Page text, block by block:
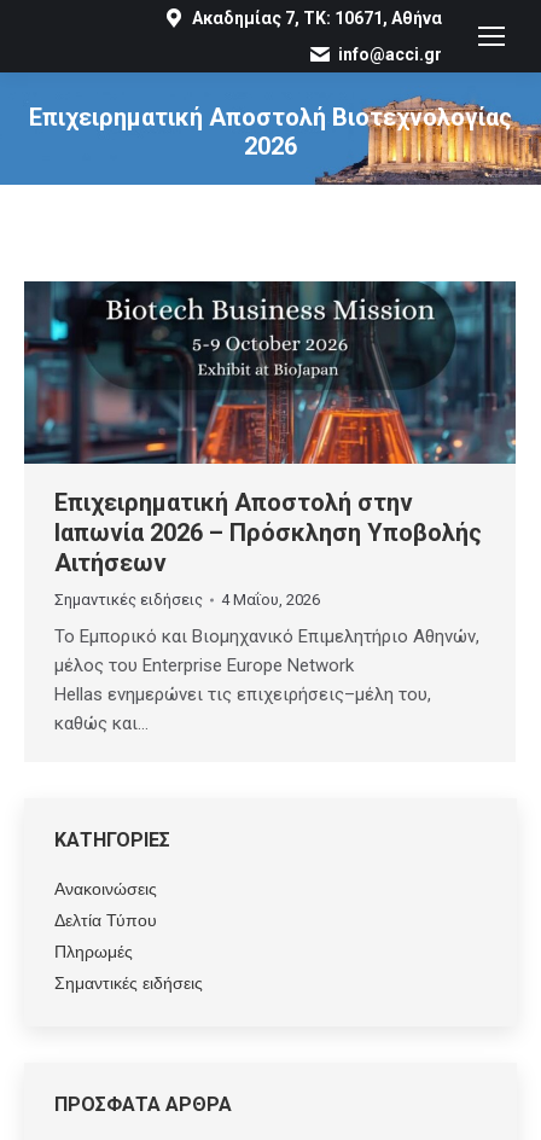
Ακαδημίας 7, ΤΚ: 10671, Αθήνα
info@acci.gr
Επιχειρηματική Αποστολή Βιοτεχνολογίας
2026
You are here:
Επιχειρηματική Αποστολή στην
Ιαπωνία 2026 – Πρόσκληση Υποβολής
Αιτήσεων
Σημαντικές ειδήσεις 4 Μαΐου, 2026
Το Εμπορικό και Βιομηχανικό Επιμελητήριο Αθηνών,
μέλος του Enterprise Europe Network
Hellas ενημερώνει τις επιχειρήσεις–μέλη του,
καθώς και…
ΚΑΤΗΓΟΡΙΕΣ
Ανακοινώσεις
Δελτία Τύπου
Πληρωμές
Σημαντικές ειδήσεις
ΠΡΟΣΦΑΤΑ ΑΡΘΡΑ